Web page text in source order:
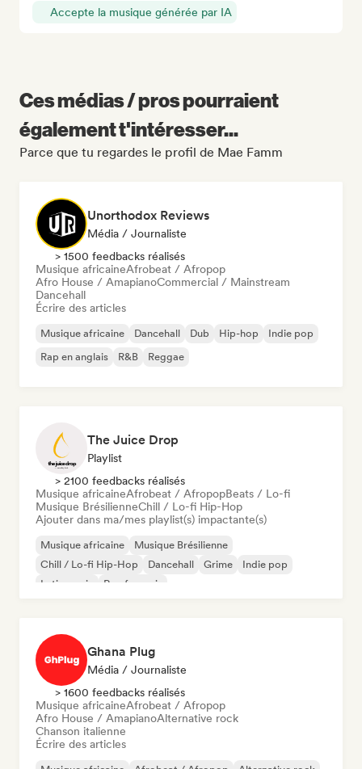
Accepte la musique générée par IA
Ces médias / pros pourraient
également t'intéresser...
Parce que tu regardes le profil de Mae Famm
Unorthodox Reviews
Média / Journaliste
> 1500 feedbacks réalisés
Musique africaineAfrobeat / Afropop
Afro House / AmapianoCommercial / Mainstream
Dancehall
Écrire des articles
Musique africaine Dancehall Dub Hip-hop
Indie pop
Rap en anglais
R&B Reggae
The Juice Drop
Playlist
> 2100 feedbacks réalisés
Musique africaineAfrobeat / AfropopBeats / Lo-fi
Musique BrésilienneChill / Lo-fi Hip-Hop
Ajouter dans ma/mes playlist(s) impactante(s)
Musique africaine
Musique Brésilienne
Chill / Lo-fi Hip-Hop
Dancehall Grime
Indie pop
Latin music
Rap francais
Ghana Plug
Média / Journaliste
> 1600 feedbacks réalisés
Musique africaineAfrobeat / Afropop
Afro House / AmapianoAlternative rock
Chanson italienne
Écrire des articles